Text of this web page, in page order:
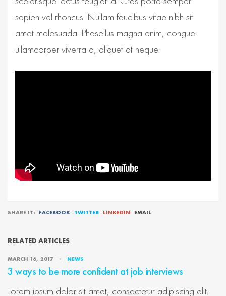
sapien vel rhoncus. Nullam faucibus vitae nibh sit
amet malesuada. Phasellus magna enim, congue
ullamcorper viverra a, aliquet at neque.
SHARE IT: FACEBOOK TWITTER LINKEDIN EMAIL
RELATED ARTICLES
MARCH 16, 2017 NEWS
3 ways to be more confident at job interviews
Lorem ipsum dolor sit amet, consectetur adipiscing elit.